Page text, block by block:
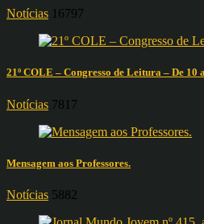
Notícias 16797
21º COLE – Congresso de Leitura – De 10
Notícias 7817
Mensagem aos Professores.
Notícias 5882